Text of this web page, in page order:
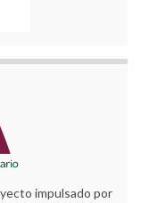
impulsado por